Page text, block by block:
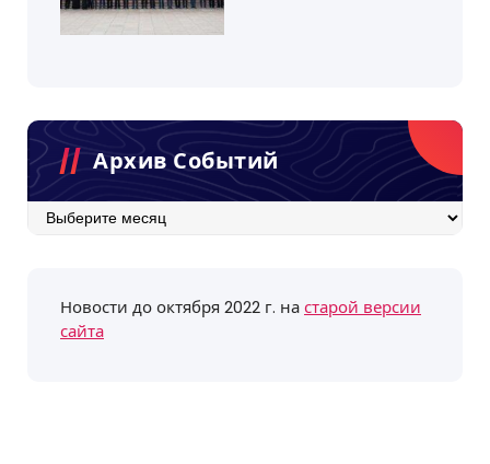
Архив Событий
Архив
Новости до октября 2022 г. настарой версии
сайта